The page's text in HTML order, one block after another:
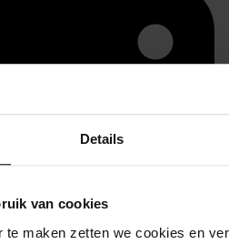
Details
van cookies
te maken zetten we cookies en